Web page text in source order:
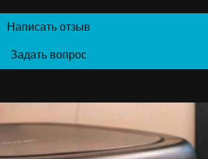
Написать отзыв
Задать вопрос